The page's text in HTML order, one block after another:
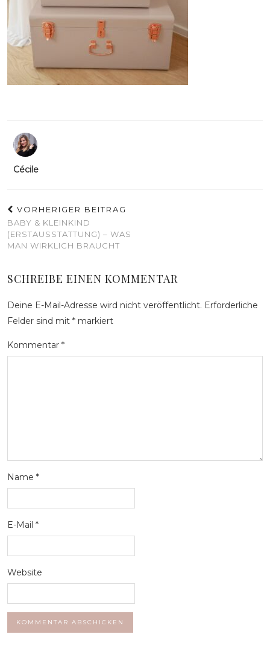
Cécile
VORHERIGER BEITRAG
BABY & KLEINKIND
(ERSTAUSSTATTUNG) – WAS
MAN WIRKLICH BRAUCHT
SCHREIBE EINEN KOMMENTAR
Deine E-Mail-Adresse wird nicht veröffentlicht. Erforderliche
Felder sind mit * markiert
Kommentar *
Name *
E-Mail *
Website